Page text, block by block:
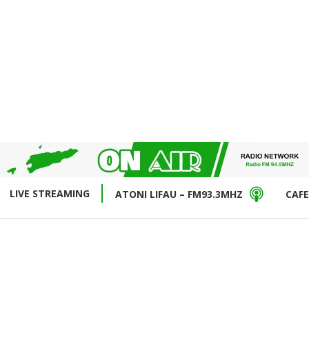
LIVE STREAMING ATONI LIFAU – FM93.3MHZ